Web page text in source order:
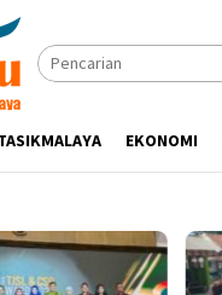
EKONOMI